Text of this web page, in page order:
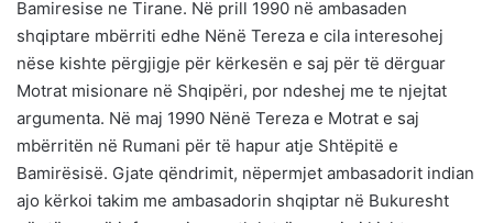
Bamiresise ne Tirane. Në prill 1990 në ambasaden
shqiptare mbërriti edhe Nënë Tereza e cila interesohej
nëse kishte përgjigje për kërkesën e saj për të dërguar
Motrat misionare në Shqipëri, por ndeshej me te njejtat
argumenta. Në maj 1990 Nënë Tereza e Motrat e saj
mbërritën në Rumani për të hapur atje Shtëpitë e
Bamirësisë. Gjate qëndrimit, nëpermjet ambasadorit indian
ajo kërkoi takim me ambasadorin shqiptar në Bukuresht